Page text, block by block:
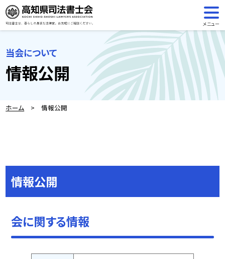
メニュー
当会について
情報公開
ホーム > 情報公開
情報公開
会に関する情報